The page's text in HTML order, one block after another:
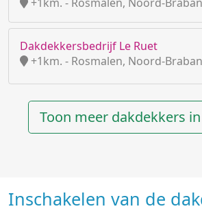
Dakdekkersbedrijf Le Ruet
+1km. - Rosmalen, Noord-
Toon meer dakdekkers
Inschakelen van de